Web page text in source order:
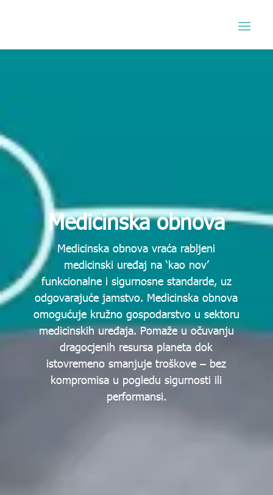
Medicinska obnova
Medicinska obnova vraća rabljeni
medicinski uređaj na ‘kao nov’
funkcionalne i sigurnosne standarde, uz
odgovarajuće jamstvo. Medicinska obnova
omogućuje kružno gospodarstvo u sektoru
medicinskih uređaja. Pomaže u očuvanju
dragocjenih resursa planeta dok
istovremeno smanjuje troškove – bez
kompromisa u pogledu sigurnosti ili
performansi.